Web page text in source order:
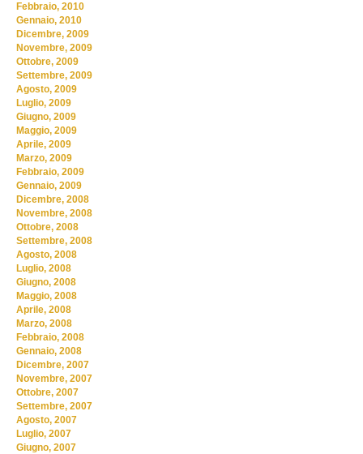
Febbraio, 2010
Gennaio, 2010
Dicembre, 2009
Novembre, 2009
Ottobre, 2009
Settembre, 2009
Agosto, 2009
Luglio, 2009
Giugno, 2009
Maggio, 2009
Aprile, 2009
Marzo, 2009
Febbraio, 2009
Gennaio, 2009
Dicembre, 2008
Novembre, 2008
Ottobre, 2008
Settembre, 2008
Agosto, 2008
Luglio, 2008
Giugno, 2008
Maggio, 2008
Aprile, 2008
Marzo, 2008
Febbraio, 2008
Gennaio, 2008
Dicembre, 2007
Novembre, 2007
Ottobre, 2007
Settembre, 2007
Agosto, 2007
Luglio, 2007
Giugno, 2007